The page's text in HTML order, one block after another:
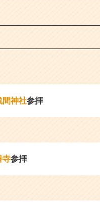
間神社参拝
寺参拝